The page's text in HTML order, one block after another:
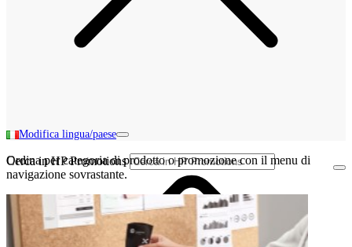
Modifica lingua/paese
Cerca in HP Promotions
Ordina per categoria di prodotto o promozione con il menu di
navigazione sovrastante.